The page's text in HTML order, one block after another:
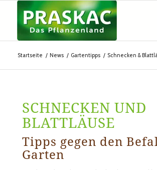
Startseite / News / Gartentipps / Schnecken &
SCHNECKEN UND
BLATTLÄUSE
Tipps gegen den
Garten